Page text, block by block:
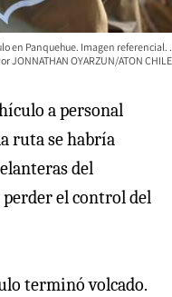
en Panquehue. Imagen referencial.
JONNATHAN OYARZUN/ATON CHILE
a personal
ruta se habría
del
el control del
terminó volcado.